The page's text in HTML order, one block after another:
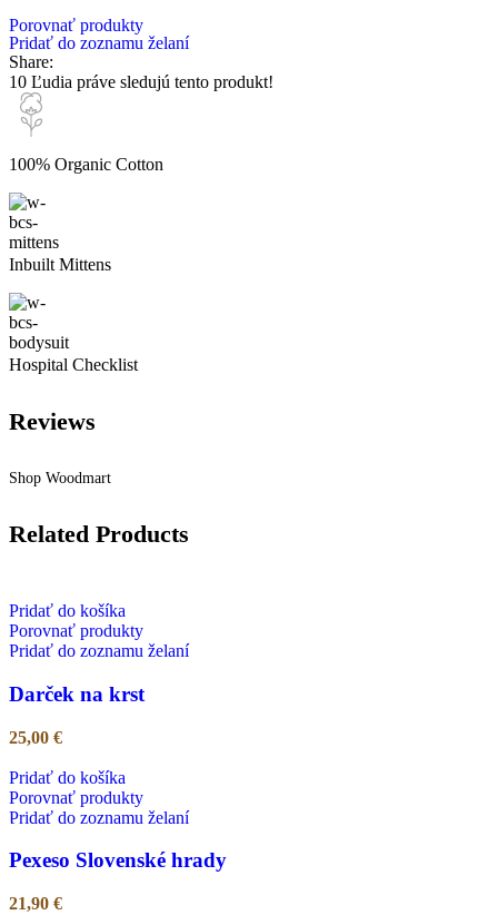
Porovnať produkty
Pridať do zoznamu želaní
Share:
10 Ľudia práve sledujú tento produkt!
100% Organic Cotton
Inbuilt Mittens
Hospital Checklist
Reviews
Shop Woodmart
Related Products
Pridať do košíka
Porovnať produkty
Pridať do zoznamu želaní
Darček na krst
25,00 €
Pridať do košíka
Porovnať produkty
Pridať do zoznamu želaní
Pexeso Slovenské hrady
21,90 €